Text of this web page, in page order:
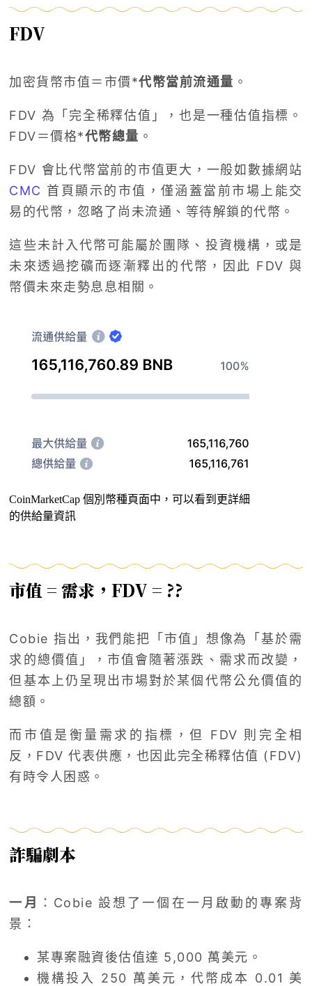
FDV
加密貨幣市值＝市價*代幣當前流通量 。
FDV 為「完全稀釋估值」，也是一種估值指標。
FDV＝價格*代幣總量 。
FDV 會比代幣當前的市值更大，一般如數據網站
CMC 首頁顯示的市值，僅涵蓋當前市場上能交
易的代幣，忽略了尚未流通、等待解鎖的代幣。
這些未計入代幣可能屬於團隊、投資機構，或是
未來透過挖礦而逐漸釋出的代幣，因此 FDV 與
幣價未來走勢息息相關。
CoinMarketCap 個別幣種頁面中，可以看到更詳細
的供給量資訊
市值 = 需求，FDV = ??
Cobie 指出，我們能把「市值」想像為「基於需
求的總價值」，市值會隨著漲跌、需求而改變，
但基本上仍呈現出市場對於某個代幣公允價值的
總額。
而市值是衡量需求的指標，但 FDV 則完全相
反，FDV 代表供應，也因此完全稀釋估值 (FDV)
有時令人困惑。
詐騙劇本
一月
：Cobie 設想了一個在一月啟動的專案背
景：
某專案融資後估值達 5,000 萬美元。
機構投入 250 萬美元，代幣成本 0.01 美